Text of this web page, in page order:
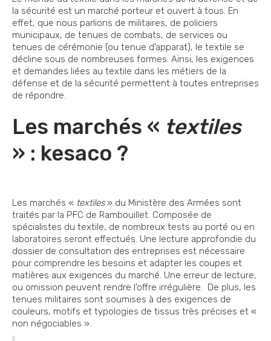
la sécurité est un marché porteur et ouvert à tous. En
effet, que nous parlions de militaires, de policiers
municipaux, de tenues de combats, de services ou
tenues de cérémonie (ou tenue d’apparat), le textile se
décline sous de nombreuses formes. Ainsi, les exigences
et demandes liées au textile dans les métiers de la
défense et de la sécurité permettent à toutes entreprises
de répondre.
Les marchés « textiles
» : kesaco ?
Les marchés « textiles» du Ministère des Armées sont
traités par la PFC de Rambouillet. Composée de
spécialistes du textile, de nombreux tests au porté ou en
laboratoires seront effectués. Une lecture approfondie du
dossier de consultation des entreprises est nécessaire
pour comprendre les besoins et adapter les coupes et
matières aux exigences du marché. Une erreur de lecture,
ou omission peuvent rendre l’offre irrégulière. De plus, les
tenues militaires sont soumises à des exigences de
couleurs, motifs et typologies de tissus très précises et «
non négociables ».